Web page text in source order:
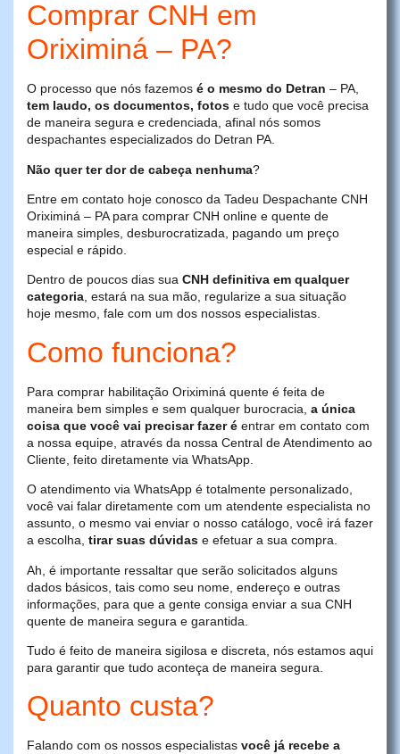
Comprar CNH em
Oriximiná – PA?
O processo que nós fazemos é o mesmo do Detran – PA,
tem laudo, os documentos, fotos e tudo que você precisa
de maneira segura e credenciada, afinal nós somos
despachantes especializados do Detran PA.
Não quer ter dor de cabeça nenhuma?
Entre em contato hoje conosco da Tadeu Despachante CNH
Oriximiná – PA para comprar CNH online e quente de
maneira simples, desburocratizada, pagando um preço
especial e rápido.
Dentro de poucos dias sua CNH definitiva em qualquer
categoria, estará na sua mão, regularize a sua situação
hoje mesmo, fale com um dos nossos especialistas.
Como funciona?
Para comprar habilitação Oriximiná quente é feita de
maneira bem simples e sem qualquer burocracia, a única
coisa que você vai precisar fazer é entrar em contato com
a nossa equipe, através da nossa Central de Atendimento ao
Cliente, feito diretamente via WhatsApp.
O atendimento via WhatsApp é totalmente personalizado,
você vai falar diretamente com um atendente especialista no
assunto, o mesmo vai enviar o nosso catálogo, você irá fazer
a escolha, tirar suas dúvidas e efetuar a sua compra.
Ah, é importante ressaltar que serão solicitados alguns
dados básicos, tais como seu nome, endereço e outras
informações, para que a gente consiga enviar a sua CNH
quente de maneira segura e garantida.
Tudo é feito de maneira sigilosa e discreta, nós estamos aqui
para garantir que tudo aconteça de maneira segura.
Quanto custa?
Falando com os nossos especialistas você já recebe a